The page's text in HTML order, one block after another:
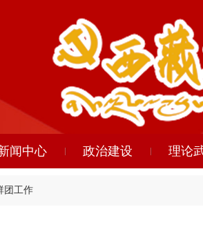
闻中心 政治建设 理论
团工作